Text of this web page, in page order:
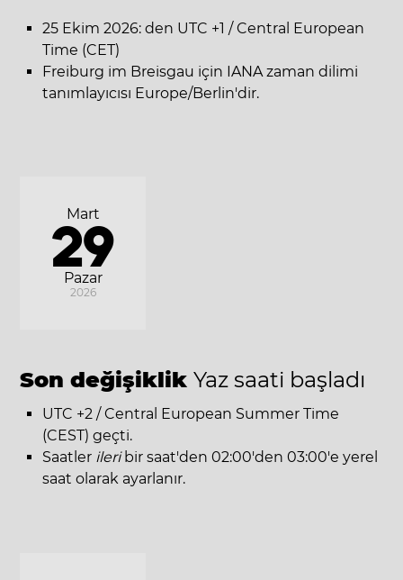
25 Ekim 2026: den UTC +1 / Central European
Time (CET)
Freiburg im Breisgau için IANA zaman dilimi
tanımlayıcısı Europe/Berlin'dir.
Pazar
Mart
29
2026
Son değişiklikYaz saati başladı
UTC +2 / Central European Summer Time
(CEST) geçti.
Saatler ileribir saat'den 02:00'den 03:00'e yerel
saat olarak ayarlanır.